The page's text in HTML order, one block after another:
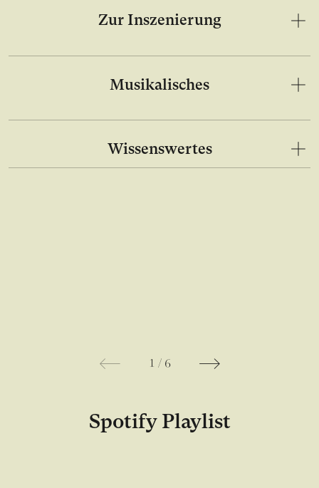
Zur Inszenierung
Musikalisches
Wissenswertes
1 / 6
Spotify Playlist